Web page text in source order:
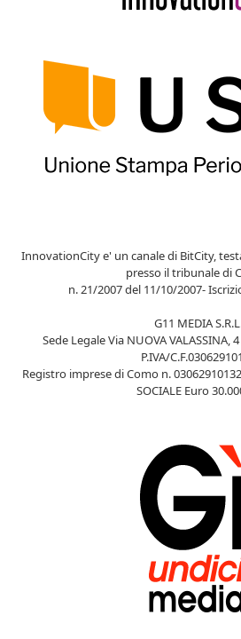
InnovationCity e' un canale di BitCity,
presso il tribunale di
n. 21/2007 del 11/10/2007-
G11 MEDIA
Sede Legale Via NUOVA VALASSINA,
P.IVA/
Registro imprese di Como n. 03062910132
SOCIALE Euro